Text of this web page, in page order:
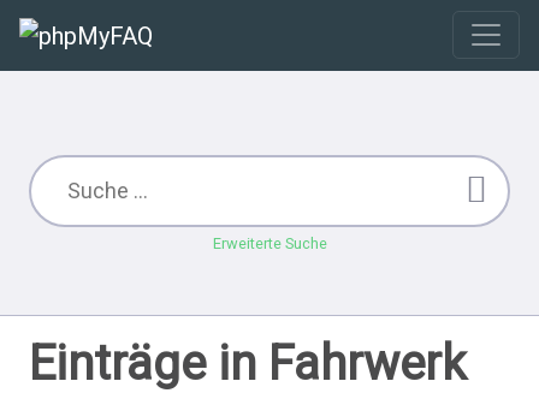
Erweiterte Suche
Einträge in Fahrwerk